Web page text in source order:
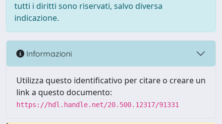
tutti i diritti sono riservati, salvo diversa
indicazione.
Informazioni
Utilizza questo identificativo per citare o creare un
link a questo documento:
https://hdl.handle.net/20.500.12317/91331